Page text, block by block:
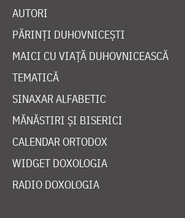
AUTORI
PĂRINȚI DUHOVNICEȘTI
MAICI CU VIAȚĂ DUHOVNICEASCĂ
TEMATICĂ
SINAXAR ALFABETIC
MĂNĂSTIRI ȘI BISERICI
CALENDAR ORTODOX
WIDGET DOXOLOGIA
RADIO DOXOLOGIA